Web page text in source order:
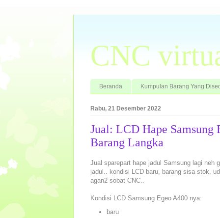
CNC
Beranda Kumpulan Barang Yang
Rabu, 21 Desember 2022
Jual: LCD Hape Samsung
Barang Langka
Jual sparepart hape jadul Samsung lagi neh
jadul.. kondisi LCD baru, barang sisa stok,
agan2 sobat CNC..
Kondisi LCD Samsung Egeo A400 nya:
baru